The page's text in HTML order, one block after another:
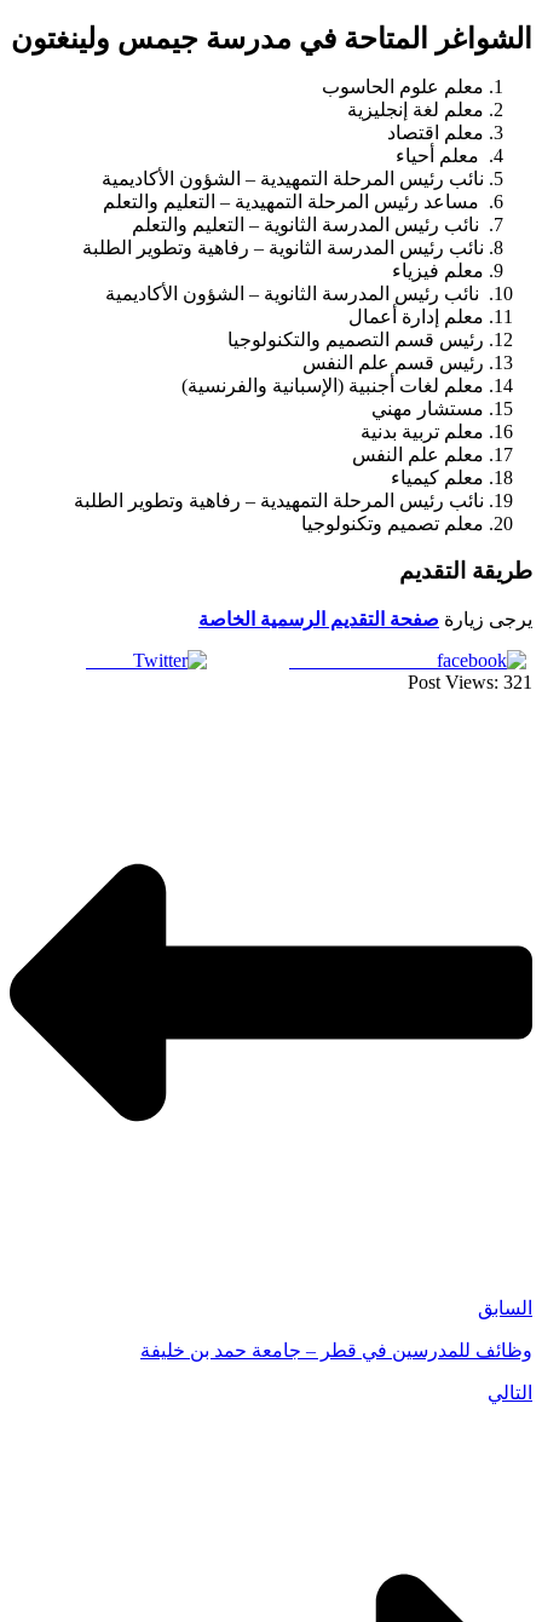
الشواغر المتاحة في مدرسة جيمس ولينغتون
معلم علوم الحاسوب
معلم لغة إنجليزية
معلم اقتصاد
معلم أحياء
نائب رئيس المرحلة التمهيدية – الشؤون الأكاديمية
مساعد رئيس المرحلة التمهيدية – التعليم والتعلم
نائب رئيس المدرسة الثانوية – التعليم والتعلم
نائب رئيس المدرسة الثانوية – رفاهية وتطوير الطلبة
معلم فيزياء
نائب رئيس المدرسة الثانوية – الشؤون الأكاديمية
معلم إدارة أعمال
رئيس قسم التصميم والتكنولوجيا
رئيس قسم علم النفس
معلم لغات أجنبية (الإسبانية والفرنسية)
مستشار مهني
معلم تربية بدنية
معلم علم النفس
معلم كيمياء
نائب رئيس المرحلة التمهيدية – رفاهية وتطوير الطلبة
معلم تصميم وتكنولوجيا
طريقة التقديم
يرجى زيارة صفحة التقديم الرسمية الخاصة
Post Views: 321
السابق
وظائف للمدرسين في قطر – جامعة حمد بن خليفة
التالي